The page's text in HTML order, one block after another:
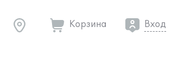
Корзина Вход